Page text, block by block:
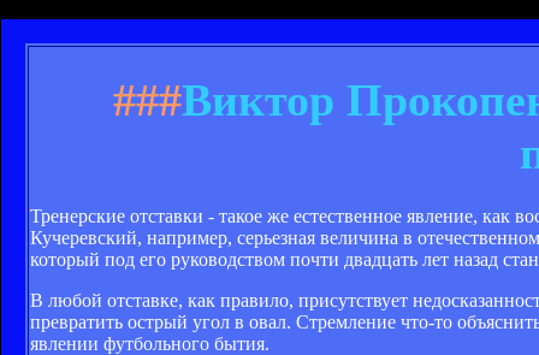
###Виктор
Тренерские отставки - такое же естественное явление,
Кучеревский, например, серьезная величина в
который под его руководством почти двадцать лет назад
В любой отставке, как правило, присутствует
превратить острый угол в овал. Стремление что-то
явлении футбольного бытия.